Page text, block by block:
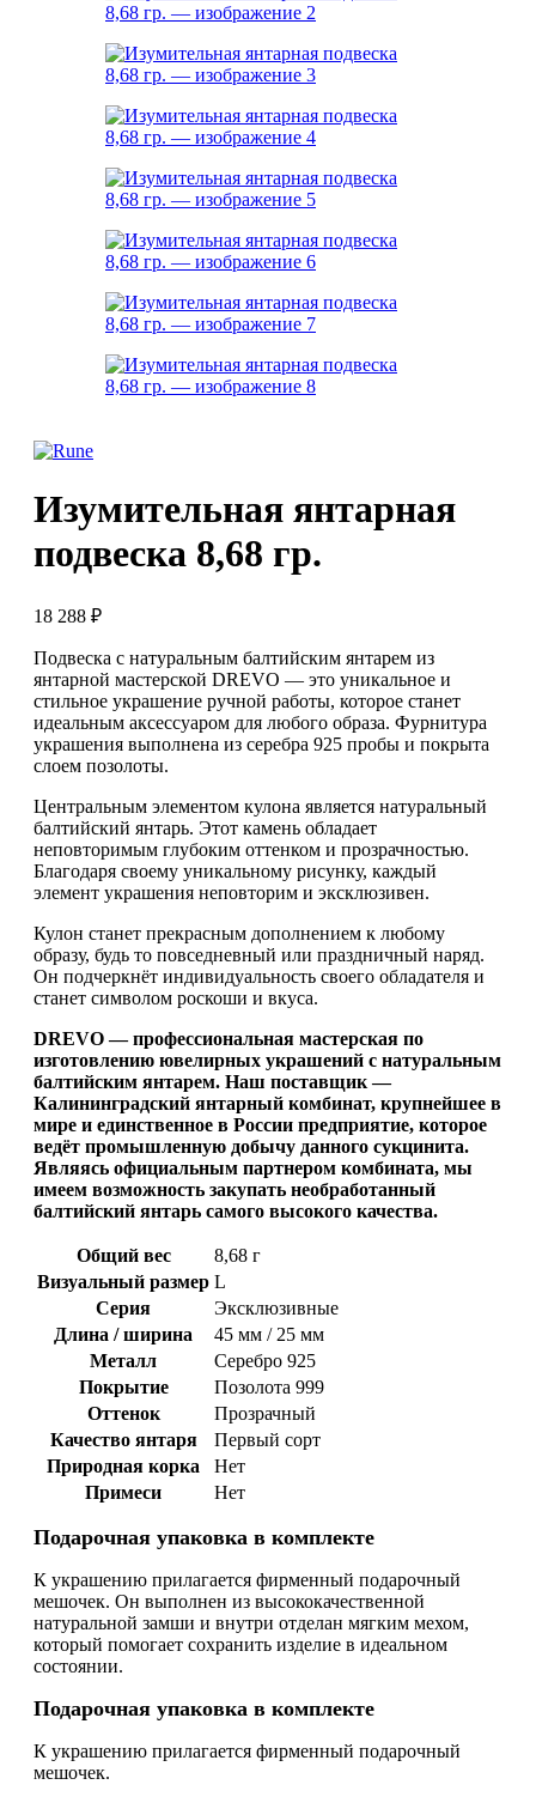
Изумительная янтарная
подвеска 8,68 гр.
18 288 ₽
Подвеска с натуральным балтийским янтарем из
янтарной мастерской DREVO — это уникальное и
стильное украшение ручной работы, которое станет
идеальным аксессуаром для любого образа. Фурнитура
украшения выполнена из серебра 925 пробы и покрыта
слоем позолоты.
Центральным элементом кулона является натуральный
балтийский янтарь. Этот камень обладает
неповторимым глубоким оттенком и прозрачностью.
Благодаря своему уникальному рисунку, каждый
элемент украшения неповторим и эксклюзивен.
Кулон станет прекрасным дополнением к любому
образу, будь то повседневный или праздничный наряд.
Он подчеркнёт индивидуальность своего обладателя и
станет символом роскоши и вкуса.
DREVO — профессиональная мастерская по
изготовлению ювелирных украшений с натуральным
балтийским янтарем. Наш поставщик —
Калининградский янтарный комбинат, крупнейшее в
мире и единственное в России предприятие, которое
ведёт промышленную добычу данного сукцинита.
Являясь официальным партнером комбината, мы
имеем возможность закупать необработанный
балтийский янтарь самого высокого качества.
Общий вес
8,68 г
Визуальный размер L
Серия
Эксклюзивные
Длина / ширина
45 мм / 25 мм
Металл
Серебро 925
Покрытие
Позолота 999
Оттенок
Прозрачный
Качество янтаря
Первый сорт
Природная корка
Нет
Примеси
Нет
Подарочная упаковка в комплекте
К украшению прилагается фирменный подарочный
мешочек. Он выполнен из высококачественной
натуральной замши и внутри отделан мягким мехом,
который помогает сохранить изделие в идеальном
состоянии.
Подарочная упаковка в комплекте
К украшению прилагается фирменный подарочный
мешочек.